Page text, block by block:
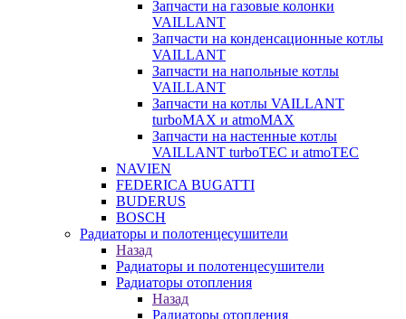
Запчасти на газовые колонки
VAILLANT
Запчасти на конденсационные котлы
VAILLANT
Запчасти на напольные котлы
VAILLANT
Запчасти на котлы VAILLANT
turboMAX и atmoMAX
Запчасти на настенные котлы
VAILLANT turboTEC и atmoTEC
NAVIEN
FEDERICA BUGATTI
BUDERUS
BOSCH
Радиаторы и полотенцесушители
Назад
Радиаторы и полотенцесушители
Радиаторы отопления
Назад
Радиаторы отопления